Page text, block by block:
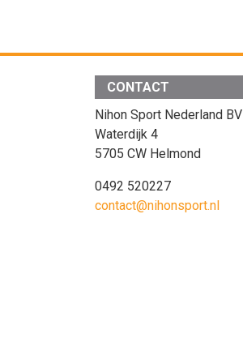
CONTACT
Nihon Sport Nederland BV
Waterdijk 4
5705 CW Helmond
0492 520227
contact@nihonsport.nl